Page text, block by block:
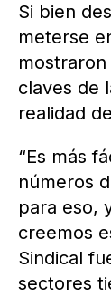
Si bien
meterse
claves de
realidad
“Es más
números
para eso,
creemos
Sindical
sectores